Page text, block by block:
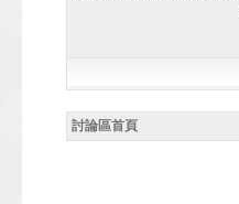
討論區首頁